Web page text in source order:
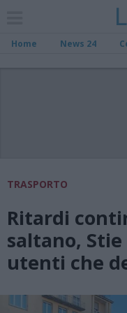
Home News 24
TRASPORTO
Ritardi
saltano,
utenti che